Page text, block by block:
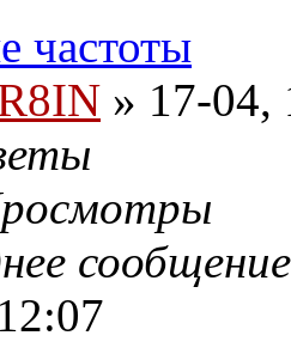
частоты
» 17-04,